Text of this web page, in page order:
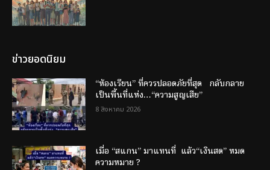
ข่าวยอดนิยม
“ห้องเรียน” ที่ควรปลอดภัยที่สุด กลับกลาย
เป็นพื้นที่แห่ง…“ความสูญเสีย”
8 สิงหาคม 2026
เมื่อ “สแกน” มาแทนที่ แล้ว“เงินสด” หมด
ความหมาย ?